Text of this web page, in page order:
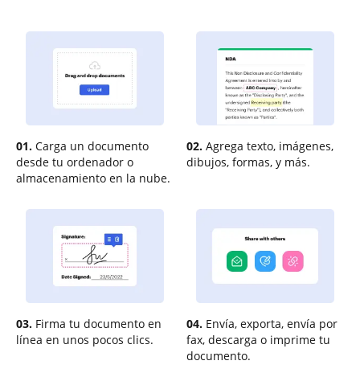
01. Carga un documento
desde tu ordenador o
almacenamiento en la nube.
02. Agrega texto, imágenes,
dibujos, formas, y más.
03. Firma tu documento en
línea en unos pocos clics.
04. Envía, exporta, envía por
fax, descarga o imprime tu
documento.